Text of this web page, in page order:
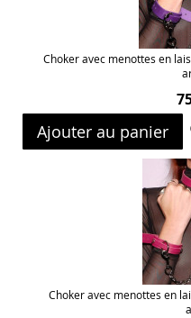
Choker avec menottes en
Ajouter au panier
Choker avec menottes en